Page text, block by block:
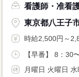
看護師・准看
東京都八王子
時給2,500円～
【早番】 8：30
月曜日 火曜日